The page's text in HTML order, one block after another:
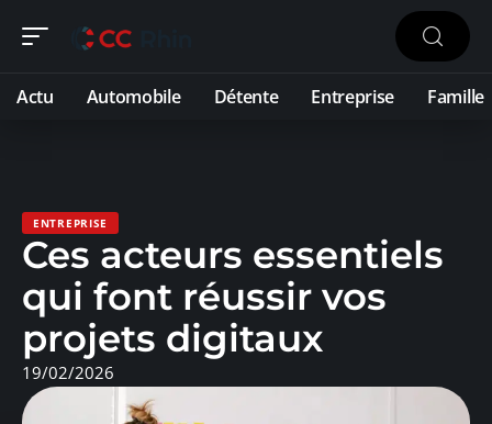
Actu Automobile Détente Entreprise Famille
ENTREPRISE
Ces acteurs essentiels
qui font réussir vos
projets digitaux
19/02/2026